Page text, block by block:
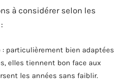
à considérer selon les
: particulièrement bien adaptées
elles tiennent bon face aux
les années sans faiblir.